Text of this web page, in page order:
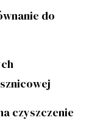
do
czyszczenie